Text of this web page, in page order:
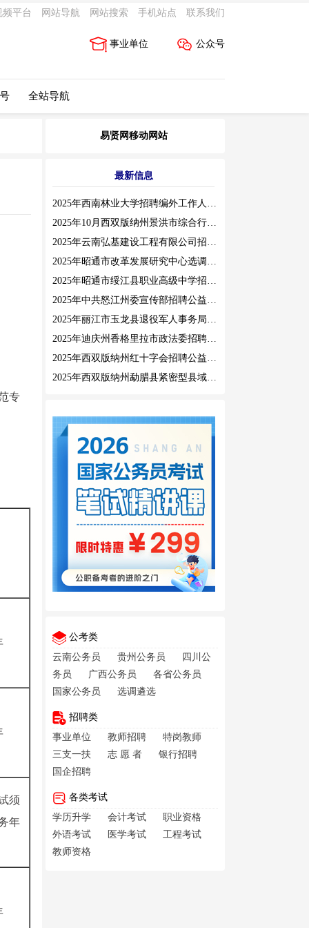
频平台 网站导航 网站搜索 手机站点 联系我们
公众号
事业单位
全站导航
专
须
年
易贤网移动网站
最新信息
2025年西南林业大学招聘编外工作人员公告（三）
2025年10月西双版纳州景洪市综合行政执法局招聘人员公告
2025年云南弘基建设工程有限公司招聘公告
2025年昭通市改革发展研究中心选调工作人员职业素质测评通告
2025年昭通市绥江县职业高级中学招聘编外紧缺临聘数学教师公告
2025年中共怒江州委宣传部招聘公益性岗位公告
2025年丽江市玉龙县退役军人事务局公益性岗位招聘公告
2025年迪庆州香格里拉市政法委招聘公益性岗位公告
2025年西双版纳州红十字会招聘公益性岗位人员公告
2025年西双版纳州勐腊县紧密型县域医共体招聘编外人员公告
公考类
云南公务员
贵州公务员
四川公
务员
广西公务员
各省公务员
国家公务员
选调遴选
招聘类
事业单位
教师招聘
特岗教师
三支一扶
志 愿 者
银行招聘
国企招聘
各类考试
学历升学
会计考试
职业资格
外语考试
医学考试
工程考试
教师资格